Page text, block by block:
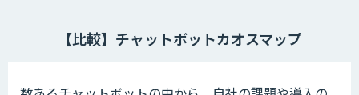
【比較】チャットボットカオスマップ